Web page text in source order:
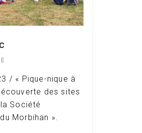
/ « Pique-nique à
des sites
Société
Morbihan ».